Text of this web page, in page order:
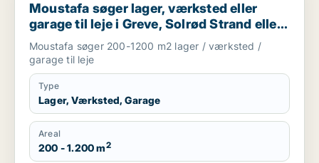
Moustafa søger lager, værksted eller
garage til leje i Greve, Solrød Strand eller
Roskilde m.fl.
Moustafa søger 200-1200 m2 lager / værksted /
garage til leje
Type
Lager, Værksted, Garage
Areal
200 - 1.200 m2